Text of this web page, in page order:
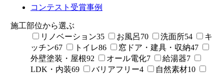
コンテスト受賞事例
施工部位から選ぶ
リノベーション35 お風呂70 洗面所54
キ
ッチン67 トイレ86 窓ドア・建具・収納47
外壁塗装・屋根92 オール電化7 給湯器7
LDK・内装69 バリアフリー4 自然素材10